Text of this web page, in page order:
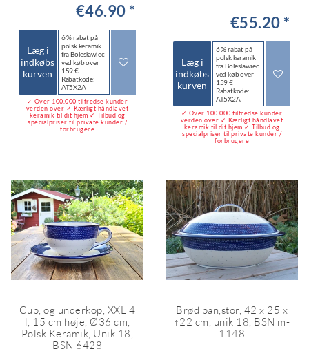
€46.90 *
Læg i
indkøbs
kurven
6 % rabat på
polsk keramik
fra Bolesławiec
ved køb over
159 €
Rabatkode:
AT5X2A
✓ Over 100.000 tilfredse kunder
verden over ✓ Kærligt håndlavet
keramik til dit hjem ✓ Tilbud og
specialpriser til private kunder /
forbrugere
€55.20 *
Læg i
indkøbs
kurven
6 % rabat på
polsk keramik
fra Bolesławiec
ved køb over
159 €
Rabatkode:
AT5X2A
✓ Over 100.000 tilfredse kunder
verden over ✓ Kærligt håndlavet
keramik til dit hjem ✓ Tilbud og
specialpriser til private kunder /
forbrugere
Cup, og underkop, XXL 4
l, 15 cm høje, Ø36 cm,
Polsk Keramik, Unik 18,
BSN 6428
Brød pan,stor, 42 x 25 x
↑22 cm, unik 18, BSN m-
1148